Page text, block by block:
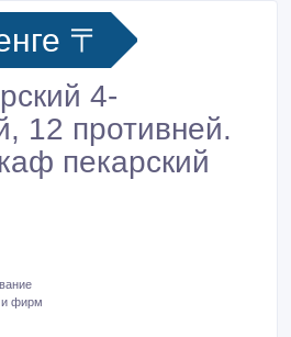
〒
4-
12 противней.
пекарский
и фирм